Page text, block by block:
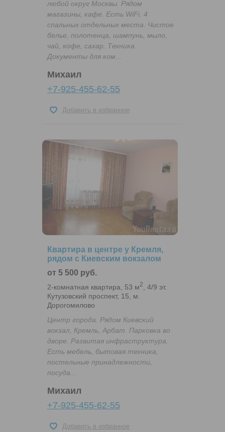
любой округ Москвы. Рядом
магазины, кафе. Есть WiFi. 4
спальных отдельных места. Чистое
белье, полотенца, шампунь, мыло,
чай, кофе, сахар. Техника.
Документы для ком...
Михаил
+7-925-455-62-55
Добавить в избранное
Квартира в центре у Кремля,
рядом с Киевским вокзалом
от 5 500 руб.
2-комнатная квартира, 53 м2
, 4/9 эт.
Кутузовский проспект, 15, м.
Дорогомилово
Центр города. Рядом Киевский
вокзал, Кремль, Арбат. Парковка во
дворе. Развитая инфраструктура.
Есть мебель, бытовая техника,
постельные принадлежности,
посуда...
Михаил
+7-925-455-62-55
Добавить в избранное